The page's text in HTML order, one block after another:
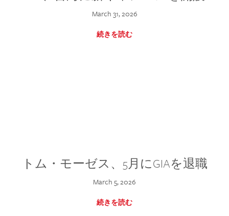
March 31, 2026
続きを読む
トム・モーゼス、5月にGIAを退職
March 5, 2026
続きを読む